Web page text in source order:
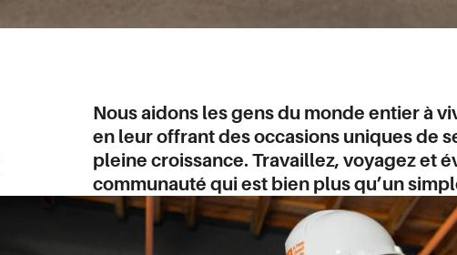
Nous aidons les gens du monde entier à
en leur offrant des occasions uniques de
pleine croissance. Travaillez, voyagez et
communauté qui est bien plus qu’un